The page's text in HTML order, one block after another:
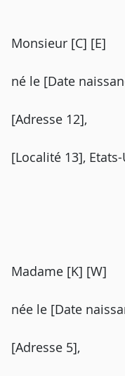
Monsieur [C] [E]
né le [Date
[Adresse 12],
[Localité 13],
Madame [K] [W]
née le [Date
[Adresse 5],